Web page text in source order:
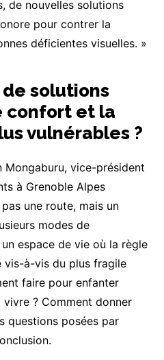
de nouvelles solutions
pour contrer la
déficientes visuelles. »
solutions
confort et la
vulnérables ?
Mongaburu, vice-président
à Grenoble Alpes
une route, mais un
modes de
espace de vie où la règle
vis-à-vis du plus fragile
faire pour enfanter
vivre ? Comment donner
questions posées par